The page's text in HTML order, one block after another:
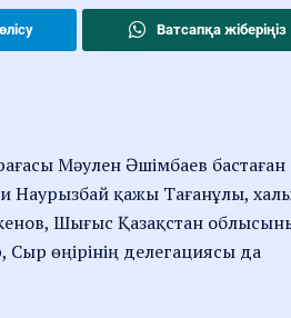
Ватсапқа жіберіңіз
Мәулен Әшімбаев бастаған
Наурызбай қажы Тағанұлы,
Шығыс Қазақстан
Сыр өңірінің делегациясы да